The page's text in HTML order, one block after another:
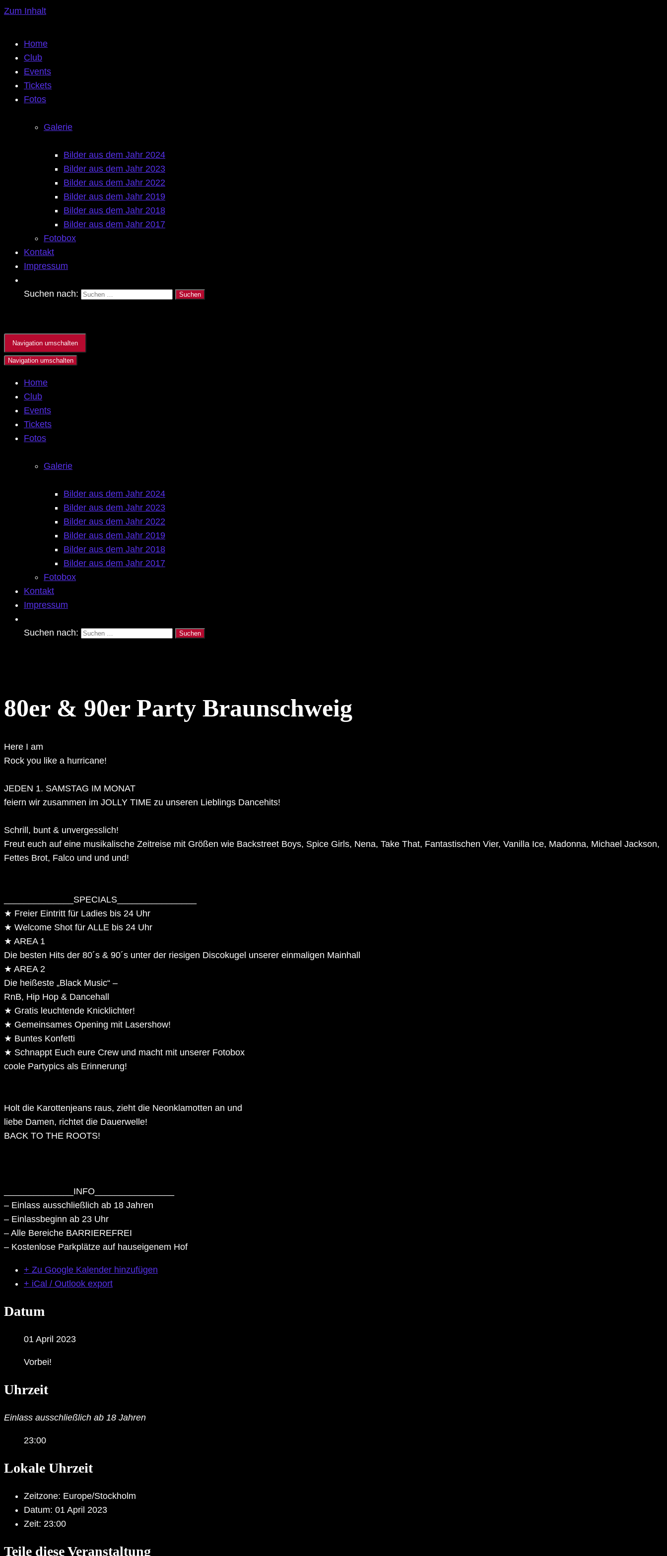
Zum Inhalt
Home
Club
Events
Tickets
Fotos
Galerie
Bilder aus dem Jahr 2024
Bilder aus dem Jahr 2023
Bilder aus dem Jahr 2022
Bilder aus dem Jahr 2019
Bilder aus dem Jahr 2018
Bilder aus dem Jahr 2017
Fotobox
Kontakt
Impressum
Suchen nach:
Navigation umschalten
Navigation umschalten
Home
Club
Events
Tickets
Fotos
Galerie
Bilder aus dem Jahr 2024
Bilder aus dem Jahr 2023
Bilder aus dem Jahr 2022
Bilder aus dem Jahr 2019
Bilder aus dem Jahr 2018
Bilder aus dem Jahr 2017
Fotobox
Kontakt
Impressum
Suchen nach:
80er & 90er Party Braunschweig
Here I am
Rock you like a hurricane!
JEDEN 1. SAMSTAG IM MONAT
feiern wir zusammen im JOLLY TIME zu unseren Lieblings Dancehits!
Schrill, bunt & unvergesslich!
Freut euch auf eine musikalische Zeitreise mit Größen wie Backstreet Boys, Spice Girls, Nena, Take That, Fantastischen Vier, Vanilla Ice, Madonna, Michael Jackson,
Fettes Brot, Falco und und und!
______________SPECIALS________________
★ Freier Eintritt für Ladies bis 24 Uhr
★ Welcome Shot für ALLE bis 24 Uhr
★ AREA 1
Die besten Hits der 80´s & 90´s unter der riesigen Discokugel unserer einmaligen Mainhall
★ AREA 2
Die heißeste „Black Music“ –
RnB, Hip Hop & Dancehall
★ Gratis leuchtende Knicklichter!
★ Gemeinsames Opening mit Lasershow!
★ Buntes Konfetti
★ Schnappt Euch eure Crew und macht mit unserer Fotobox
coole Partypics als Erinnerung!
Holt die Karottenjeans raus, zieht die Neonklamotten an und
liebe Damen, richtet die Dauerwelle!
BACK TO THE ROOTS!
______________INFO________________
– Einlass ausschließlich ab 18 Jahren
– Einlassbeginn ab 23 Uhr
– Alle Bereiche BARRIEREFREI
– Kostenlose Parkplätze auf hauseigenem Hof
+ Zu Google Kalender hinzufügen
+ iCal / Outlook export
Datum
01 April 2023
Vorbei!
Uhrzeit
Einlass ausschließlich ab 18 Jahren
23:00
Lokale Uhrzeit
Zeitzone: Europe/Stockholm
Datum: 01 April 2023
Zeit: 23:00
Teile diese Veranstaltung